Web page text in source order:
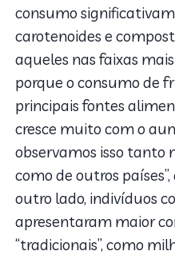
consumo
carotenoides e
aqueles nas faixas
porque o consumo de
principais fontes
cresce muito com o
observamos isso tanto
como de outros
outro lado, indivíduos
apresentaram maior
“tradicionais”, como